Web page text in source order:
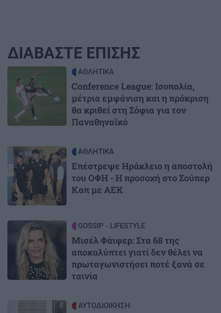
ΔΙΑΒΑΣΤΕ ΕΠΙΣΗΣ
ΑΘΛΗΤΙΚΑ
Conference League: Ισοπαλία,
μέτρια εμφάνιση και η πρόκριση
θα κριθεί στη Σόφια για τον
Παναθηναϊκό
Image ΑΘΛΗΤΙΚΑ
Επέστρεψε Ηράκλειο η αποστολή
του ΟΦΗ - Η προσοχή στο Σούπερ
Καπ με ΑΕΚ
Image GOSSIP - LIFESTYLE
Μισέλ Φάιφερ: Στα 68 της
αποκαλύπτει γιατί δεν θέλει να
πρωταγωνιστήσει ποτέ ξανά σε
ταινία
ΑΥΤΟΔΙΟΙΚΗΣΗ